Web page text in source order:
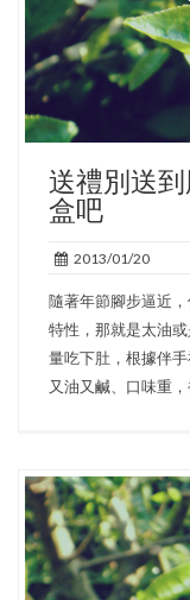
送禮別送
盒吧
2013/01/20
隨著年節腳步逼近
特性，那就是太油
量吃下肚，根據伴
又油又鹹、口味重